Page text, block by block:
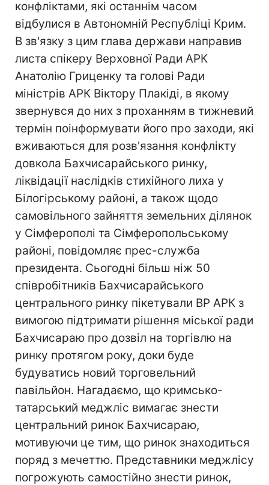
конфліктами, які останнім часом
відбулися в Автономній Республіці Крим.
В зв'язку з цим глава держави направив
листа спікеру Верховної Ради АРК
Анатолію Гриценку та голові Ради
міністрів АРК Віктору Плакіді, в якому
звернувся до них з проханням в тижневий
термін поінформувати його про заходи, які
вживаються для розв'язання конфлікту
довкола Бахчисарайського ринку,
ліквідації наслідків стихійного лиха у
Білогірському районі, а також щодо
самовільного зайняття земельних ділянок
у Сімферополі та Сімферопольському
районі, повідомляє прес-служба
президента. Сьогодні більш ніж 50
співробітників Бахчисарайського
центрального ринку пікетували ВР АРК з
вимогою підтримати рішення міської ради
Бахчисараю про дозвіл на торгівлю на
ринку протягом року, доки буде
будуватись новий торговельний
павільйон. Нагадаємо, що кримсько-
татарський меджліс вимагає знести
центральний ринок Бахчисараю,
мотивуючи це тим, що ринок знаходиться
поряд з мечеттю. Представники меджлісу
погрожують самостійно знести ринок,